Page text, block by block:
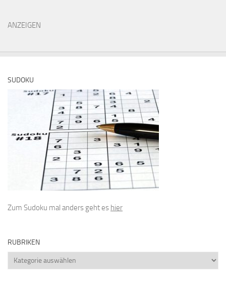
ANZEIGEN
SUDOKU
Zum Sudoku mal anders geht es hier
RUBRIKEN
Rubriken